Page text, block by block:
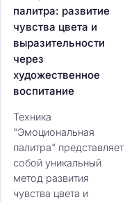
палитра: развитие
чувства цвета и
выразительности
через
художественное
воспитание
Техника
"Эмоциональная
палитра" представляет
собой уникальный
метод развития
чувства цвета и